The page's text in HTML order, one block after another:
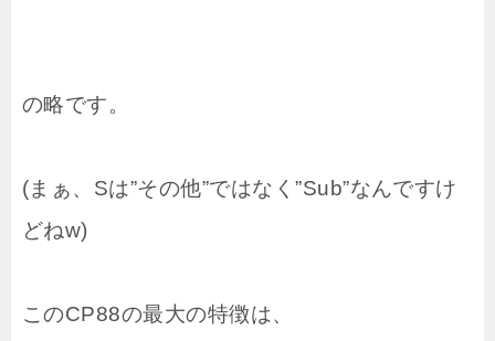
の略です。
(まぁ、Sは”その他”ではなく”Sub”なんですけ
どねw)
このCP88の最大の特徴は、